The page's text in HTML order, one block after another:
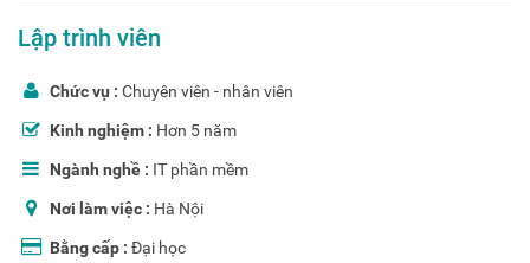
Lập trình viên
Chức vụ :Chuyên viên - nhân viên
Kinh nghiệm : Hơn 5 năm
Ngành nghề : IT phần mềm
Nơi làm việc : Hà Nội
Bằng cấp :Đại học